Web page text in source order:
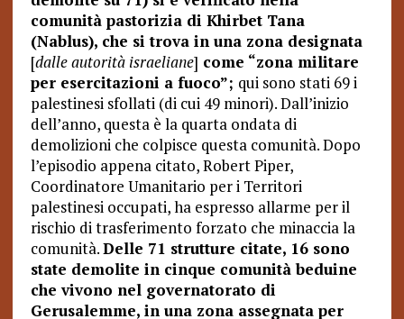
comunità pastorizia di Khirbet Tana
(Nablus), che si trova in una zona designata
[dalle autorità israeliane] come “zona militare
per esercitazioni a fuoco”; qui sono stati 69 i
palestinesi sfollati (di cui 49 minori). Dall’inizio
dell’anno, questa è la quarta ondata di
demolizioni che colpisce questa comunità. Dopo
l’episodio appena citato, Robert Piper,
Coordinatore Umanitario per i Territori
palestinesi occupati, ha espresso allarme per il
rischio di trasferimento forzato che minaccia la
comunità.Delle 71 strutture citate, 16 sono
state demolite in cinque comunità beduine
che vivono nel governatorato di
Gerusalemme, in una zona assegnata per